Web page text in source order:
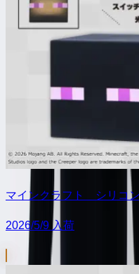
マインクラフト シリコ
2026/5/9 入荷